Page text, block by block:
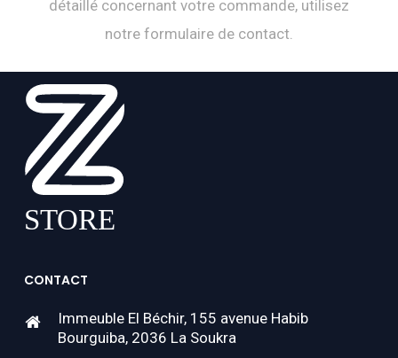
détaillé concernant votre commande, utilisez
notre formulaire de contact.
CONTACT
Immeuble El Béchir, 155 avenue Habib
Bourguiba, 2036 La Soukra